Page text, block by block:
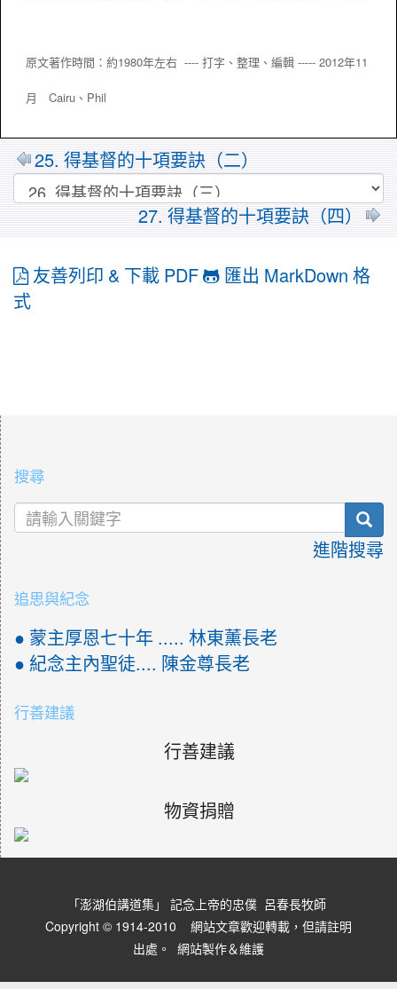
原文著作時間：約1980年左右 ---- 打字、整理、編輯 ----- 2012年11
月 Cairu、Phil
25. 得基督的十項要訣（二）
27. 得基督的十項要訣（四）
友善列印 & 下載 PDF
匯出 MarkDown 格
式
搜尋
進階搜尋
追思與紀念
● 蒙主厚恩七十年 ..... 林東薰長老
● 紀念主內聖徒.... 陳金尊長老
行善建議
行善建議
物資捐贈
「澎湖伯講道集」 記念上帝的忠僕 呂春長牧師
Copyright © 1914-2010 網站文章歡迎轉載，但請註明
出處。
網站製作＆維護